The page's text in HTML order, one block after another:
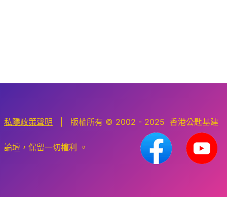
私隱政策聲明 | 版權所有 © 2002 - 2025 香港公匙基建
論壇，保留一切權利 。